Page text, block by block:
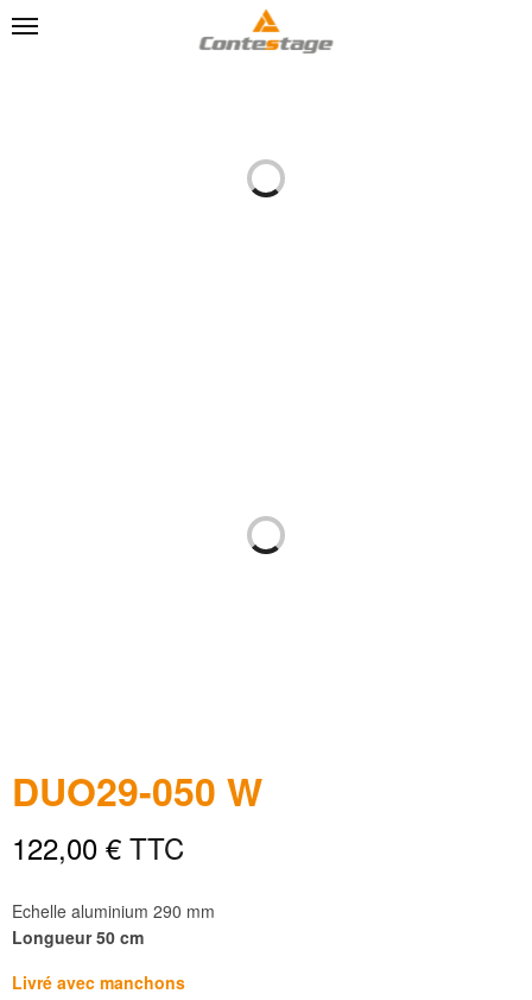
DUO29-050 W
122,00 € TTC
Echelle aluminium 290 mm
Longueur 50 cm
Livré avec manchons